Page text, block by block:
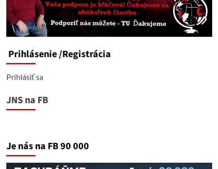
Prihlásenie/Registrácia
Prihlásiť sa
JNS na FB
Je nás na FB 90 000